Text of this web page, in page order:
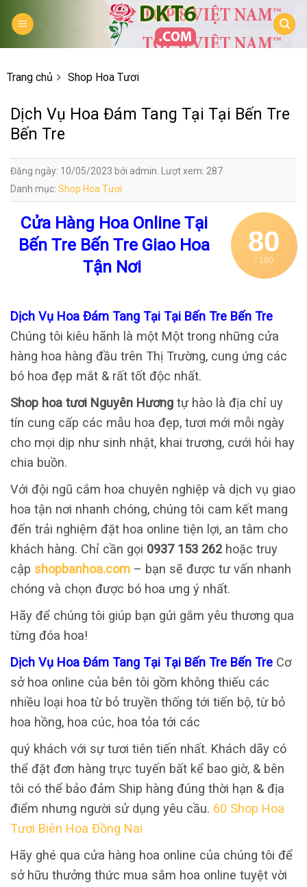
Trang chủ Shop Hoa Tươi
Dịch Vụ Hoa Đám Tang Tại Tại Bến Tre
Bến Tre
Đăng ngày: 10/05/2023 bởi admin. Lượt xem: 287
Danh mục: Shop Hoa Tươi
80
/ 100
Cửa Hàng Hoa Online Tại
Bến Tre Bến Tre Giao Hoa
Tận Nơi
Dịch Vụ Hoa Đám Tang Tại Tại Bến Tre Bến Tre
Chúng tôi kiêu hãnh là một Một trong những cửa
hàng hoa hàng đầu trên Thị Trường, cung ứng các
bó hoa đẹp mắt & rất tốt độc nhất.
Shop hoa tươi Nguyên Hương tự hào là địa chỉ uy
tín cung cấp các mẫu hoa đẹp, tươi mới mỗi ngày
cho mọi dịp như sinh nhật, khai trương, cưới hỏi hay
chia buồn.
Với đội ngũ cắm hoa chuyên nghiệp và dịch vụ giao
hoa tận nơi nhanh chóng, chúng tôi cam kết mang
đến trải nghiệm đặt hoa online tiện lợi, an tâm cho
khách hàng. Chỉ cần gọi 0937 153 262 hoặc truy
cập shopbanhoa.com – bạn sẽ được tư vấn nhanh
chóng và chọn được bó hoa ưng ý nhất.
Hãy để chúng tôi giúp bạn gửi gắm yêu thương qua
từng đóa hoa!
Dịch Vụ Hoa Đám Tang Tại Tại Bến Tre Bến Tre Cơ
sở hoa online của bên tôi gồm không thiếu các
nhiều loại hoa từ bỏ truyền thống tới tiến bộ, từ bỏ
hoa hồng, hoa cúc, hoa tỏa tới các
quý khách với sự tươi tiên tiến nhất. Khách dãy có
thể đặt đơn hàng trực tuyến bất kể bao giờ, & bên
tôi có thể bảo đảm Ship hàng đúng thời hạn & địa
điểm nhưng người sử dụng yêu cầu. 60 Shop Hoa
Tươi Biên Hoa Đồng Nai
Hãy ghé qua cửa hàng hoa online của chúng tôi để
sở hữu thưởng thức mua sắm hoa online tuyệt vời